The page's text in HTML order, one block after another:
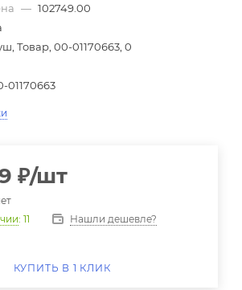
— 102749.00
Товар, 00-01170663, 0
01170663
₽/шт
: 11 Нашли дешевле?
КУПИТЬ В 1 КЛИК